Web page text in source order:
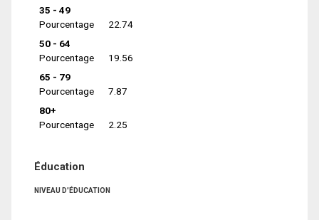
35 - 49
Pourcentage
22.74
50 - 64
Pourcentage
19.56
65 - 79
Pourcentage
7.87
80+
Pourcentage
2.25
Éducation
NIVEAU D'ÉDUCATION